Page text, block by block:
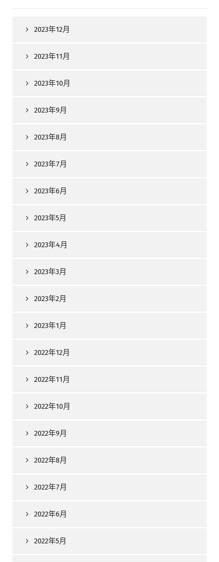
2023年12月
2023年11月
2023年10月
2023年9月
2023年8月
2023年7月
2023年6月
2023年5月
2023年4月
2023年3月
2023年2月
2023年1月
2022年12月
2022年11月
2022年10月
2022年9月
2022年8月
2022年7月
2022年6月
2022年5月